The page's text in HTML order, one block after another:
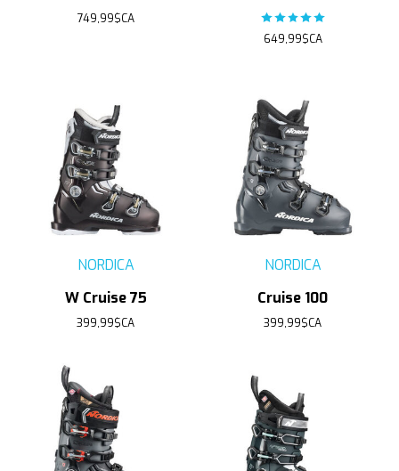
749,99$CA The rating of this
649,99$CA
NORDICA
W Cruise 75
399,99$CA
NORDICA
Cruise 100
399,99$CA